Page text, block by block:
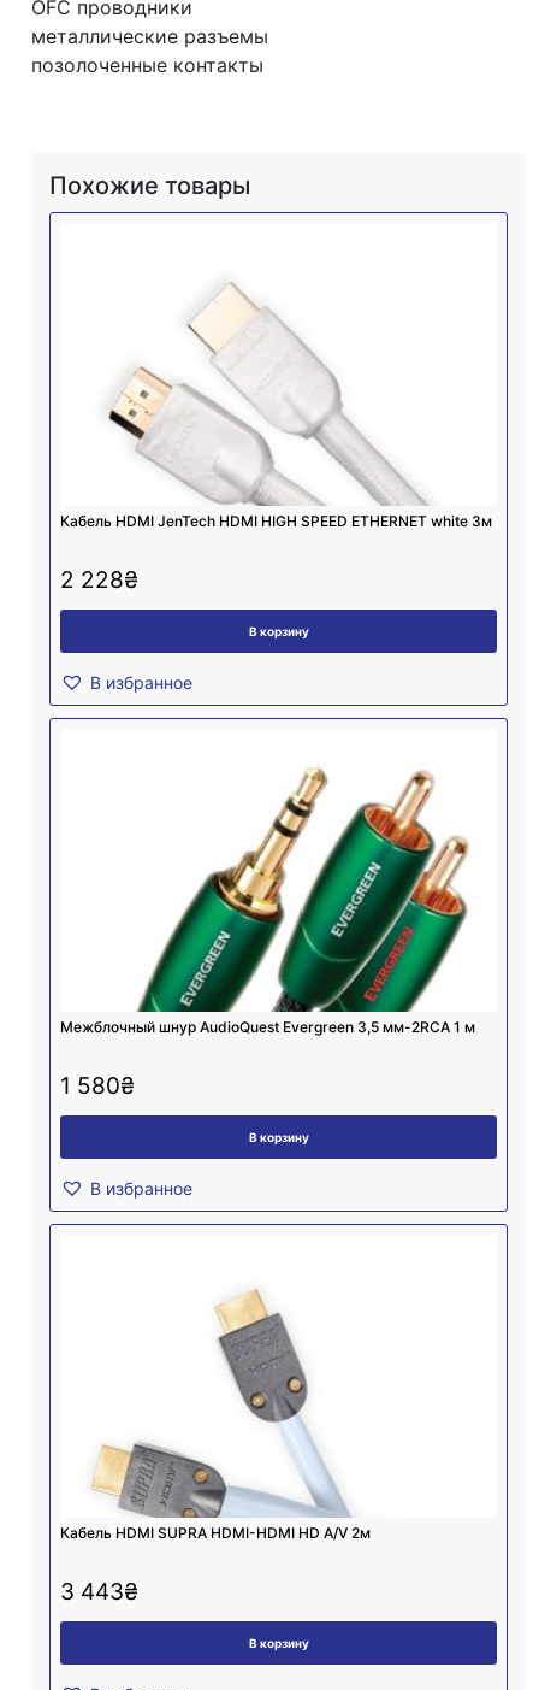
OFC проводники
металлические разъемы
позолоченные контакты
Похожие товары
Кабель HDMI JenTech HDMI HIGH SPEED ETHERNET white 3м
2 228₴
В корзину
В избранное
Межблочный шнур AudioQuest Evergreen 3,5 мм-2RCA 1 м
1 580₴
В корзину
В избранное
Кабель HDMI SUPRA HDMI-HDMI HD A/V 2м
3 443₴
В корзину